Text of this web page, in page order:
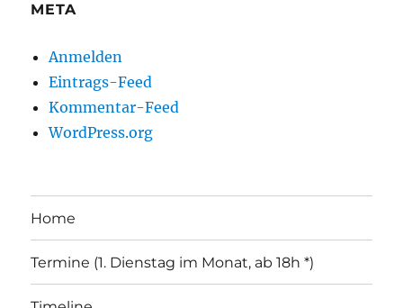
META
Anmelden
Eintrags-Feed
Kommentar-Feed
WordPress.org
Home
Termine (1. Dienstag im Monat, ab 18h *)